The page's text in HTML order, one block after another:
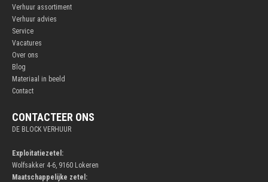
Verhuur assortiment
Verhuur advies
Service
Vacatures
Over ons
Blog
Materiaal in beeld
Contact
CONTACTEER ONS
DE BLOCK VERHUUR
Exploitatiezetel:
Wolfsakker 4-6, 9160 Lokeren
Maatschappelijke zetel: